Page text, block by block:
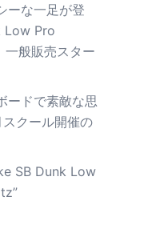
ーな一足が登
Low Pro
般販売スター
ードで素敵な思
クール開催の
SB Dunk Low